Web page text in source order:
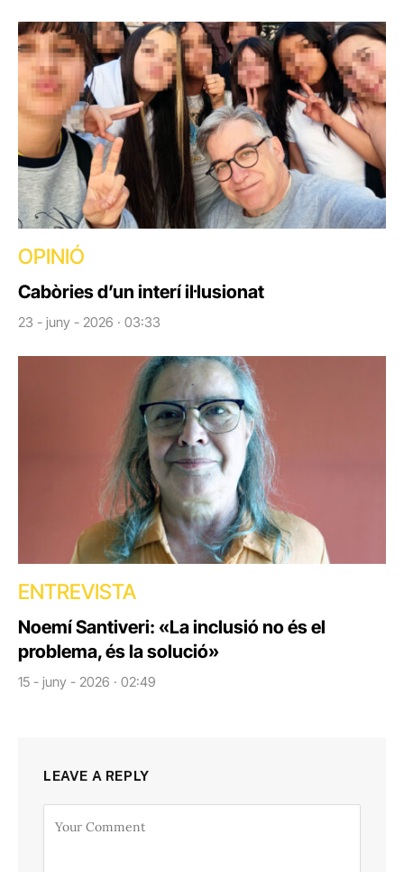
OPINIÓ
Cabòries d’un interí il·lusionat
23 - juny - 2026 · 03:33
ENTREVISTA
Noemí Santiveri: «La inclusió no és el
problema, és la solució»
15 - juny - 2026 · 02:49
LEAVE A REPLY